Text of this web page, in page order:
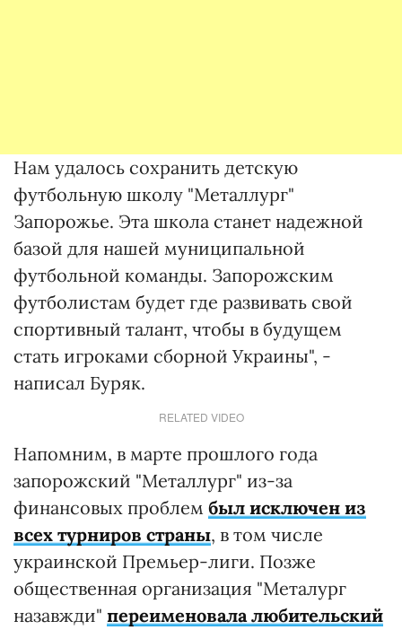
Нам удалось сохранить детскую
футбольную школу "Металлург"
Запорожье. Эта школа станет надежной
базой для нашей муниципальной
футбольной команды. Запорожским
футболистам будет где развивать свой
спортивный талант, чтобы в будущем
стать игроками сборной Украины", -
написал Буряк.
RELATED VIDEO
Напомним, в марте прошлого года
запорожский "Металлург" из-за
финансовых проблем был исключен из
всех турниров страны, в том числе
украинской Премьер-лиги. Позже
общественная организация "Металург
назавжди" переименовала любительский